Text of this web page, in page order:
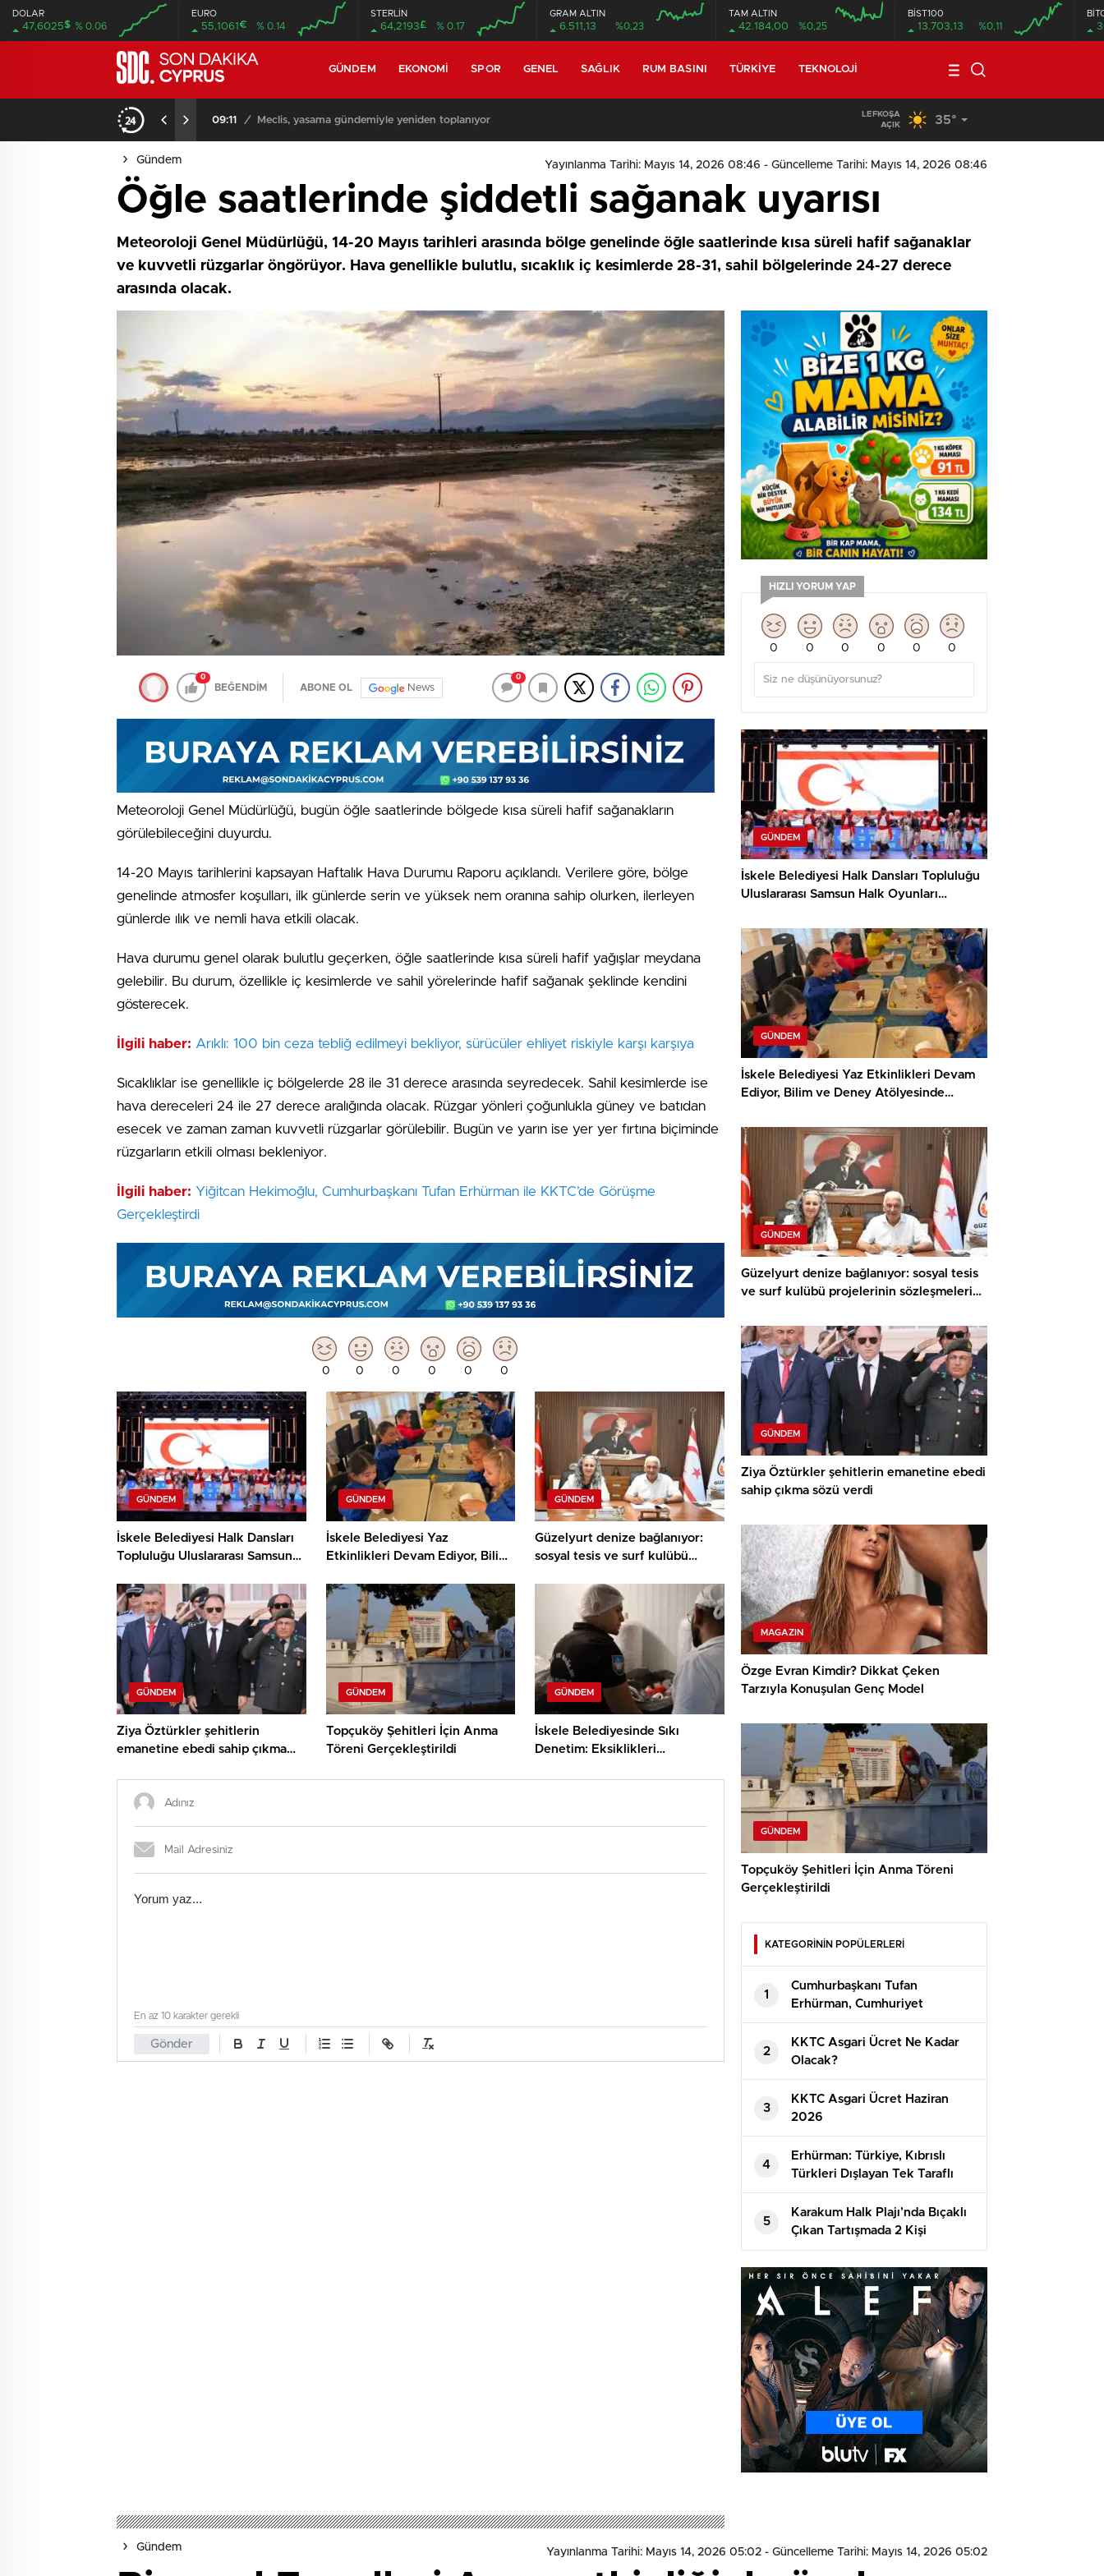
DOLAR
47,6025$ % 0.06
EURO
55,1061€ % 0.14
STERLİN
64,2193£ % 0.17
GRAM ALTIN
6.511,13 %0,23
TAM ALTIN
42.184,00 %0,25
BİST100
13.703,13 %0,11
GÜNDEM EKONOMI SPOR GENEL SAĞLIK RUM BASINI TÜRKIYE TEKNOLOJI
09:11 / Meclis, yasama gündemiyle yeniden toplanıyor Seyir Halindeki Araç Alev Aldı, Korku Dolu Anlar
LEFKOŞA
AÇIK
35°
Gündem Yayınlanma Tarihi: Mayıs 14, 2026 08:46 - Güncelleme Tarihi: Mayıs 14, 2026 08:46
Öğle saatlerinde şiddetli sağanak uyarısı
Meteoroloji Genel Müdürlüğü, 14-20 Mayıs tarihleri arasında bölge genelinde öğle saatlerinde kısa süreli hafif sağanaklar
ve kuvvetli rüzgarlar öngörüyor. Hava genellikle bulutlu, sıcaklık iç kesimlerde 28-31, sahil bölgelerinde 24-27 derece
arasında olacak.
0
BEĞENDİM ABONE OL News
0
Meteoroloji Genel Müdürlüğü, bugün öğle saatlerinde bölgede kısa süreli hafif sağanakların
görülebileceğini duyurdu.
14-20 Mayıs tarihlerini kapsayan Haftalık Hava Durumu Raporu açıklandı. Verilere göre, bölge
genelinde atmosfer koşulları, ilk günlerde serin ve yüksek nem oranına sahip olurken, ilerleyen
günlerde ılık ve nemli hava etkili olacak.
Hava durumu genel olarak bulutlu geçerken, öğle saatlerinde kısa süreli hafif yağışlar meydana
gelebilir. Bu durum, özellikle iç kesimlerde ve sahil yörelerinde hafif sağanak şeklinde kendini
gösterecek.
İlgili haber: Arıklı: 100 bin ceza tebliğ edilmeyi bekliyor, sürücüler ehliyet riskiyle karşı karşıya
Sıcaklıklar ise genellikle iç bölgelerde 28 ile 31 derece arasında seyredecek. Sahil kesimlerde ise
hava dereceleri 24 ile 27 derece aralığında olacak. Rüzgar yönleri çoğunlukla güney ve batıdan
esecek ve zaman zaman kuvvetli rüzgarlar görülebilir. Bugün ve yarın ise yer yer fırtına biçiminde
rüzgarların etkili olması bekleniyor.
İlgili haber: Yiğitcan Hekimoğlu, Cumhurbaşkanı Tufan Erhürman ile KKTC’de Görüşme
Gerçekleştirdi
0 0 0 0 0 0
GÜNDEM
İskele Belediyesi Halk Dansları
Topluluğu Uluslararası Samsun
KKTC’yi Gururla Temsil Ediyor
GÜNDEM
İskele Belediyesi Yaz
Etkinlikleri Devam Ediyor, Bilim
Çocuklar Öne Çıktı
GÜNDEM
Güzelyurt denize bağlanıyor:
sosyal tesis ve surf kulübü
imzalandı
GÜNDEM
Ziya Öztürkler şehitlerin
emanetine ebedi sahip çıkma
GÜNDEM
Topçuköy Şehitleri İçin Anma
Töreni Gerçekleştirildi
GÜNDEM
İskele Belediyesinde Sıkı
Denetim: Eksiklikleri
Gönder
En az 10 karakter gerekli
HIZLI YORUM YAP
0 0 0 0 0 0
GÜNDEM
İskele Belediyesi Halk Dansları Topluluğu
Uluslararası Samsun Halk Oyunları
Ediyor
GÜNDEM
İskele Belediyesi Yaz Etkinlikleri Devam
Ediyor, Bilim ve Deney Atölyesinde
GÜNDEM
Güzelyurt denize bağlanıyor: sosyal tesis
ve surf kulübü projelerinin sözleşmeleri
GÜNDEM
Ziya Öztürkler şehitlerin emanetine ebedi
sahip çıkma sözü verdi
MAGAZIN
Özge Evran Kimdir? Dikkat Çeken
Tarzıyla Konuşulan Genç Model
GÜNDEM
Topçuköy Şehitleri İçin Anma Töreni
Gerçekleştirildi
KATEGORİNİN POPÜLERLERİ
1
Cumhurbaşkanı Tufan
Erhürman, Cumhuriyet
Güvenlik Kurulu’nu Topladı
2
KKTC Asgari Ücret Ne Kadar
Olacak?
3
⁠KKTC Asgari Ücret Haziran
2026
4
Erhürman: Türkiye, Kıbrıslı
Türkleri Dışlayan Tek Taraflı
Girişimlere İzin Vermeyecek
5
Karakum Halk Plajı’nda Bıçaklı
Çıkan Tartışmada 2 Kişi
Tutuklandı
Gündem Yayınlanma Tarihi: Mayıs 14, 2026 05:02 - Güncelleme Tarihi: Mayıs 14, 2026 05:02